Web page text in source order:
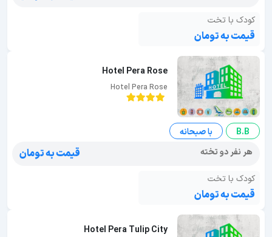
کودک با تخت
قیمت به تومان
Hotel Pera Rose
Hotel Pera Rose
B.B
با صبحانه
هر نفر دو تخته
قیمت به تومان
کودک با تخت
قیمت به تومان
Hotel Pera Tulip City